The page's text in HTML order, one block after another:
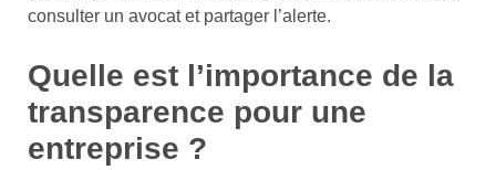
consulter un avocat et partager l’alerte.
Quelle est l’importance de la
transparence pour une
entreprise ?